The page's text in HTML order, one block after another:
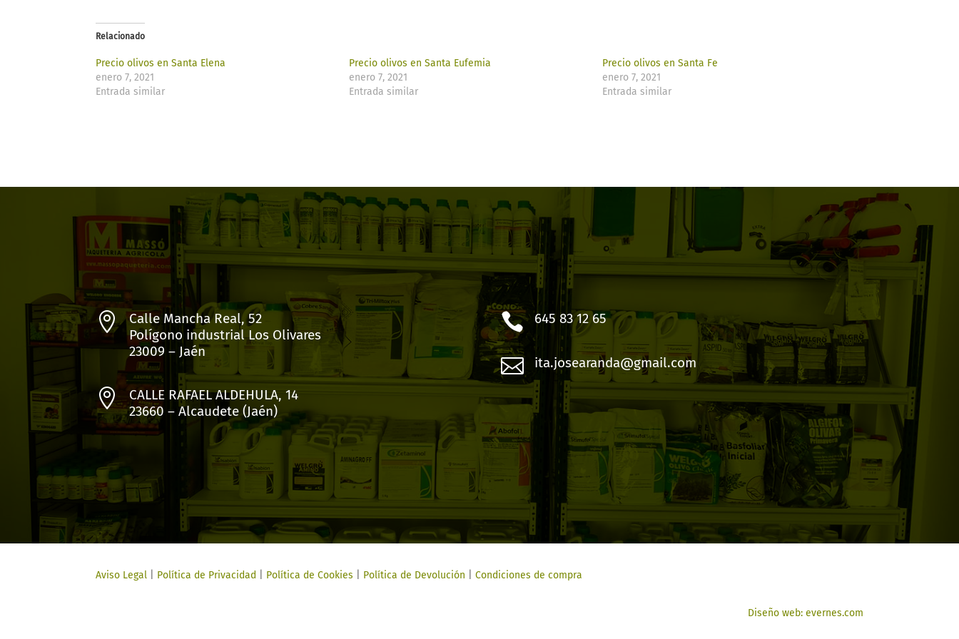
Relacionado
Precio olivos en Santa Elena
enero 7, 2021
Entrada similar
Precio olivos en Santa Eufemia
enero 7, 2021
Entrada similar
Precio olivos en Santa Fe
enero 7, 2021
Entrada similar

Calle Mancha Real, 52
Polígono industrial Los Olivares
23009 – Jaén

CALLE RAFAEL ALDEHULA, 14
23660 – Alcaudete (Jaén)
 645 83 12 65
 ita.josearanda@gmail.com
Aviso Legal Política de Privacidad Política de Cookies Política de Devolución |Condiciones de compra
Diseño web: evernes.com